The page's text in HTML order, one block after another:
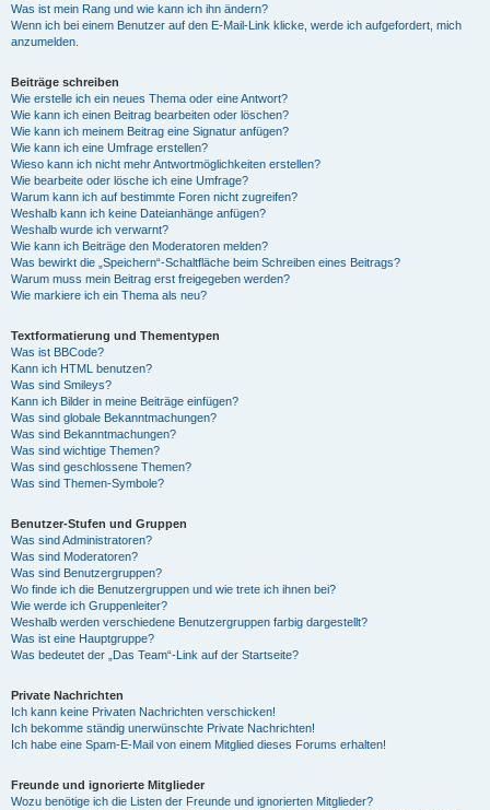
Was ist mein Rang und wie kann ich ihn ändern?
Wenn ich bei einem Benutzer auf den E-Mail-Link klicke, werde ich aufgefordert, mich
anzumelden.
Beiträge schreiben
Wie erstelle ich ein neues Thema oder eine Antwort?
Wie kann ich einen Beitrag bearbeiten oder löschen?
Wie kann ich meinem Beitrag eine Signatur anfügen?
Wie kann ich eine Umfrage erstellen?
Wieso kann ich nicht mehr Antwortmöglichkeiten erstellen?
Wie bearbeite oder lösche ich eine Umfrage?
Warum kann ich auf bestimmte Foren nicht zugreifen?
Weshalb kann ich keine Dateianhänge anfügen?
Weshalb wurde ich verwarnt?
Wie kann ich Beiträge den Moderatoren melden?
Was bewirkt die „Speichern“-Schaltfläche beim Schreiben eines Beitrags?
Warum muss mein Beitrag erst freigegeben werden?
Wie markiere ich ein Thema als neu?
Textformatierung und Thementypen
Was ist BBCode?
Kann ich HTML benutzen?
Was sind Smileys?
Kann ich Bilder in meine Beiträge einfügen?
Was sind globale Bekanntmachungen?
Was sind Bekanntmachungen?
Was sind wichtige Themen?
Was sind geschlossene Themen?
Was sind Themen-Symbole?
Benutzer-Stufen und Gruppen
Was sind Administratoren?
Was sind Moderatoren?
Was sind Benutzergruppen?
Wo finde ich die Benutzergruppen und wie trete ich ihnen bei?
Wie werde ich Gruppenleiter?
Weshalb werden verschiedene Benutzergruppen farbig dargestellt?
Was ist eine Hauptgruppe?
Was bedeutet der „Das Team“-Link auf der Startseite?
Private Nachrichten
Ich kann keine Privaten Nachrichten verschicken!
Ich bekomme ständig unerwünschte Private Nachrichten!
Ich habe eine Spam-E-Mail von einem Mitglied dieses Forums erhalten!
Freunde und ignorierte Mitglieder
Wozu benötige ich die Listen der Freunde und ignorierten Mitglieder?